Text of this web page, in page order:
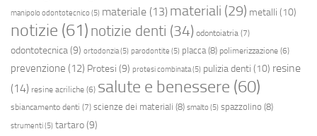
manipolo odontotecnico(5) materiale (13) materiali (29) metalli (10)
notizie (61) notizie denti (34) odontoiatria (7)
odontotecnica (9) ortodonzia(5) parodontite (5) placca(8) polimerizzazione (6)
prevenzione (12) Protesi (9) protesi combinata(5) pulizia denti (10) resine
(14) resine acriliche (6) salute e benessere (60)
sbiancamento denti (7) scienze dei materiali (8) smalto(5) spazzolino (8)
strumenti(5) tartaro(9)